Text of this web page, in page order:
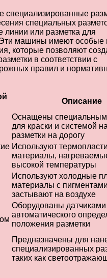
специализированные
специальных
или разметка для
машины имеют особые
которые позволяют
в соответствии с
правил и
Описание
Оснащены
для краски и системой
разметки на дорогу
Используют
материалы,
высокой температуры
Используют холодные
материалы с
застывают на воздухе
Оборудованы датчиками
автоматического
положения разметки
Предназначены для
специализированных
таких как